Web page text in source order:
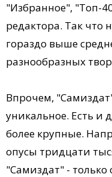
"Избранное", "Топ-
редактора. Так что
гораздо выше
разнообразных
Впрочем,
уникальное. Есть и
более крупные.
опусы тридцати
"Самиздат" - только